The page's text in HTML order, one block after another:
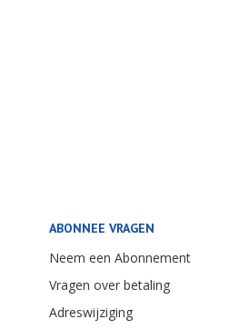
ABONNEE VRAGEN
Neem een Abonnement
Vragen over betaling
Adreswijziging